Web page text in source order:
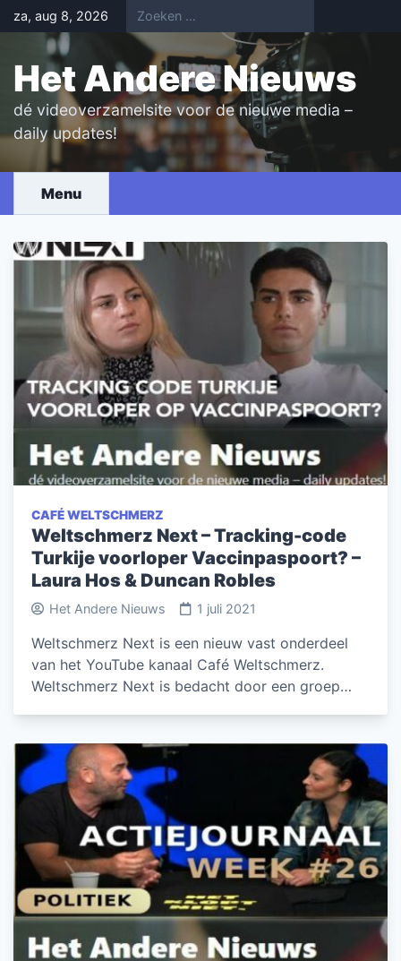
Skip
to
content
za, aug 8, 2026
Het Andere Nieuws
dé videoverzamelsite voor de nieuwe media –
daily updates!
Menu
CAFÉ WELTSCHMERZ
Weltschmerz Next – Tracking-code
Turkije voorloper Vaccinpaspoort? –
Laura Hos & Duncan Robles
Het Andere Nieuws 1 juli 2021
Weltschmerz Next is een nieuw vast onderdeel
van het YouTube kanaal Café Weltschmerz.
Weltschmerz Next is bedacht door een groep…